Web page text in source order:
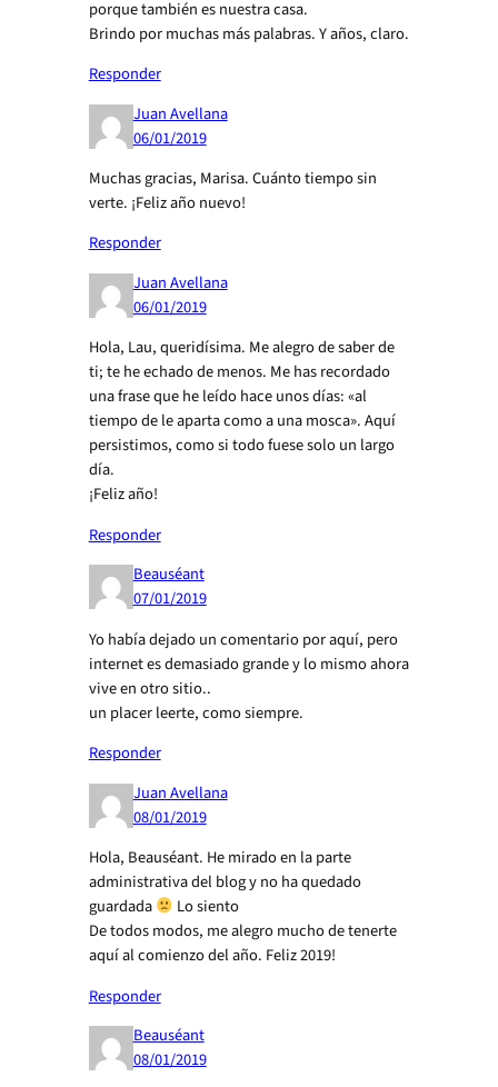
porque también es nuestra casa.
Brindo por muchas más palabras. Y años, claro.
Responder
Juan Avellana
06/01/2019
Muchas gracias, Marisa. Cuánto tiempo sin
verte. ¡Feliz año nuevo!
Responder
Juan Avellana
06/01/2019
Hola, Lau, queridísima. Me alegro de saber de
ti; te he echado de menos. Me has recordado
una frase que he leído hace unos días: «al
tiempo de le aparta como a una mosca». Aquí
persistimos, como si todo fuese solo un largo
día.
¡Feliz año!
Responder
Beauséant
07/01/2019
Yo había dejado un comentario por aquí, pero
internet es demasiado grande y lo mismo ahora
vive en otro sitio..
un placer leerte, como siempre.
Responder
Juan Avellana
08/01/2019
Hola, Beauséant. He mirado en la parte
administrativa del blog y no ha quedado
guardada
Lo siento
De todos modos, me alegro mucho de tenerte
aquí al comienzo del año. Feliz 2019!
Responder
Beauséant
08/01/2019